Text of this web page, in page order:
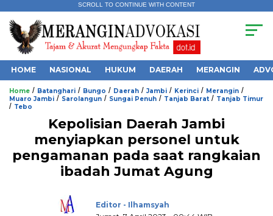
SCROLL TO CONTINUE WITH CONTENT
HOME NASIONAL HUKUM DAERAH MERANGIN
Home / Batanghari / Bungo / Daerah / Jambi / Kerinci / Merangin /
Muaro Jambi / Sarolangun / Sungai Penuh / Tanjab Barat/ Tanjab Timur
/ Tebo
Kepolisian Daerah Jambi
menyiapkan personel untuk
pengamanan pada saat rangkaian
ibadah Jumat Agung
Editor - Ilhamsyah
.